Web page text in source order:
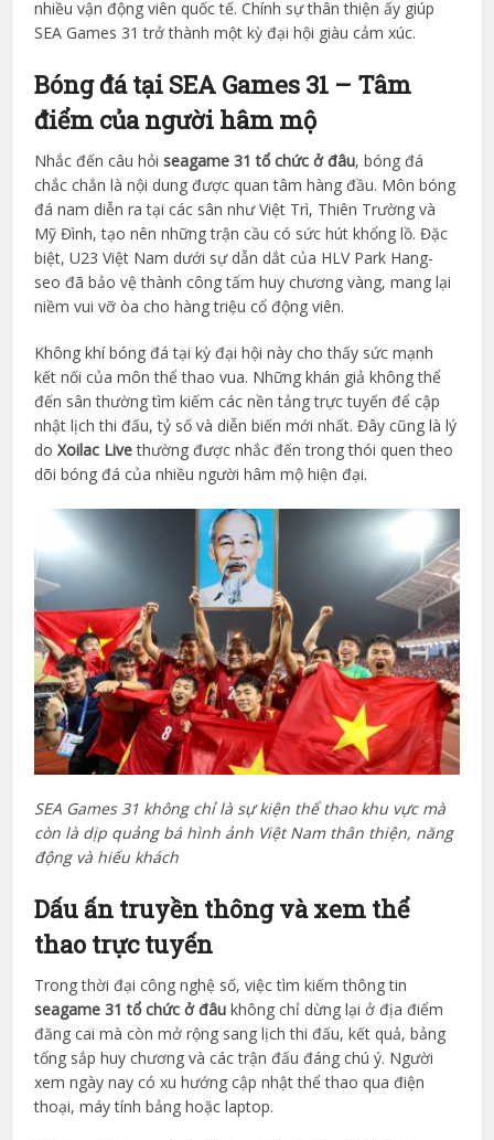
nhiều vận động viên quốc tế. Chính sự thân thiện ấy giúp
SEA Games 31 trở thành một kỳ đại hội giàu cảm xúc.
Bóng đá tại SEA Games 31 – Tâm
điểm của người hâm mộ
Nhắc đến câu hỏiseagame 31 tổ chức ở đâu, bóng đá
chắc chắn là nội dung được quan tâm hàng đầu. Môn bóng
đá nam diễn ra tại các sân như Việt Trì, Thiên Trường và
Mỹ Đình, tạo nên những trận cầu có sức hút khổng lồ. Đặc
biệt, U23 Việt Nam dưới sự dẫn dắt của HLV Park Hang-
seo đã bảo vệ thành công tấm huy chương vàng, mang lại
niềm vui vỡ òa cho hàng triệu cổ động viên.
Không khí bóng đá tại kỳ đại hội này cho thấy sức mạnh
kết nối của môn thể thao vua. Những khán giả không thể
đến sân thường tìm kiếm các nền tảng trực tuyến để cập
nhật lịch thi đấu, tỷ số và diễn biến mới nhất. Đây cũng là lý
doXoilac Livethường được nhắc đến trong thói quen theo
dõi bóng đá của nhiều người hâm mộ hiện đại.
SEA Games 31 không chỉ là sự kiện thể thao khu vực mà
còn là dịp quảng bá hình ảnh Việt Nam thân thiện, năng
động và hiếu khách
Dấu ấn truyền thông và xem thể
thao trực tuyến
Trong thời đại công nghệ số, việc tìm kiếm thông tin
seagame 31 tổ chức ở đâu không chỉ dừng lại ở địa điểm
đăng cai mà còn mở rộng sang lịch thi đấu, kết quả, bảng
tổng sắp huy chương và các trận đấu đáng chú ý. Người
xem ngày nay có xu hướng cập nhật thể thao qua điện
thoại, máy tính bảng hoặc laptop.